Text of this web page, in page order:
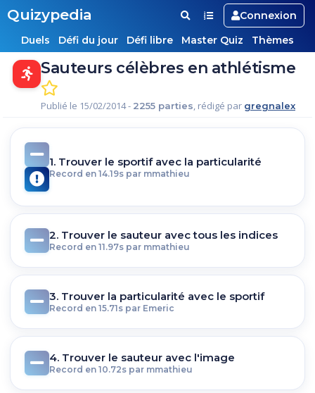
Quizypedia
Connexion
Duels
Défi du jour Défi libre Master Quiz Thèmes
Sauteurs célèbres en athlétisme
Publié le 15/02/2014 - 2255 parties, rédigé par gregnalex
1. Trouver le sportif avec la particularité
Record en 14.19s par mmathieu
2. Trouver le sauteur avec tous les indices
Record en 11.97s par mmathieu
3. Trouver la particularité avec le sportif
Record en 15.71s par Emeric
4. Trouver le sauteur avec l'image
Record en 10.72s par mmathieu